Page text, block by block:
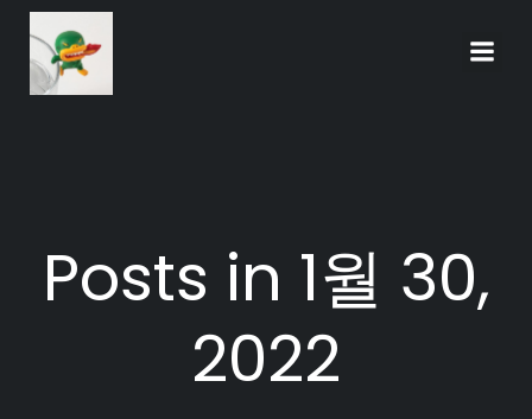
Posts in 1월 30,
2022